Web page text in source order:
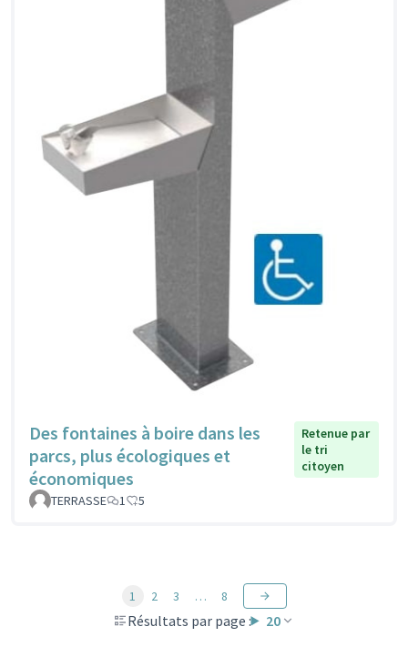
Des fontaines à boire dans les
parcs, plus écologiques et
économiques
Retenue par
le tri
citoyen
TERRASSE 1 5
Résultats par page : 20
1 2 3 … 8